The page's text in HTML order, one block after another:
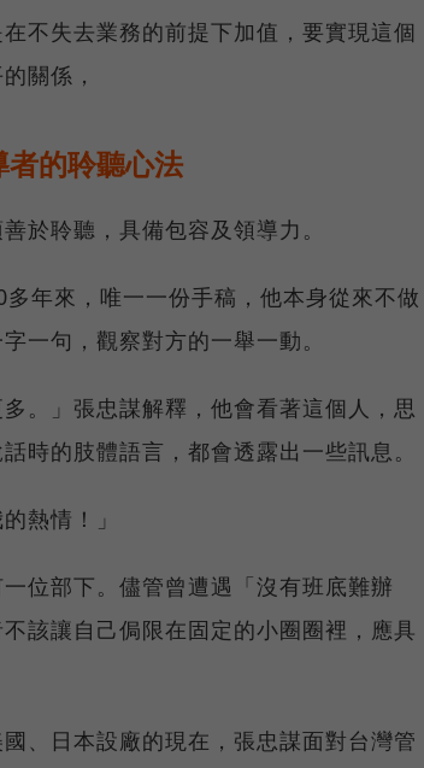
不失去業務的前提下加值，要實現這個
關係，
者的聆聽心法
於聆聽，具備包容及領導力。
年來，唯一一份手稿，他本身從來不做
一句，觀察對方的一舉一動。
。」張忠謀解釋，他會看著這個人，思
時的肢體語言，都會透露出一些訊息。
熱情！」
位部下。儘管曾遭遇「沒有班底難辦
該讓自己侷限在固定的小圈圈裡，應具
、日本設廠的現在，張忠謀面對台灣管